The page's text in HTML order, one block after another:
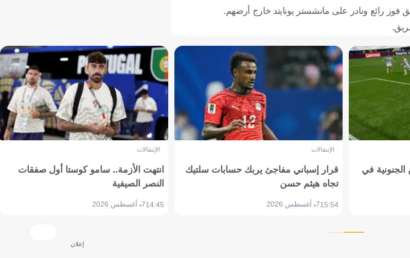
فوز رائع ونادر على مانشستر يونايتد خارج أرضهم.
الجنونية في
الإنتقالات
قرار إسباني مفاجئ يربك حسابات سلتيك
تجاه هيثم حسن
15:547 أغسطس 2026
الإنتقالات
انتهت الأزمة.. سامو كوستا أول صفقات
النصر الصيفية
14:457 أغسطس 2026
إعلان